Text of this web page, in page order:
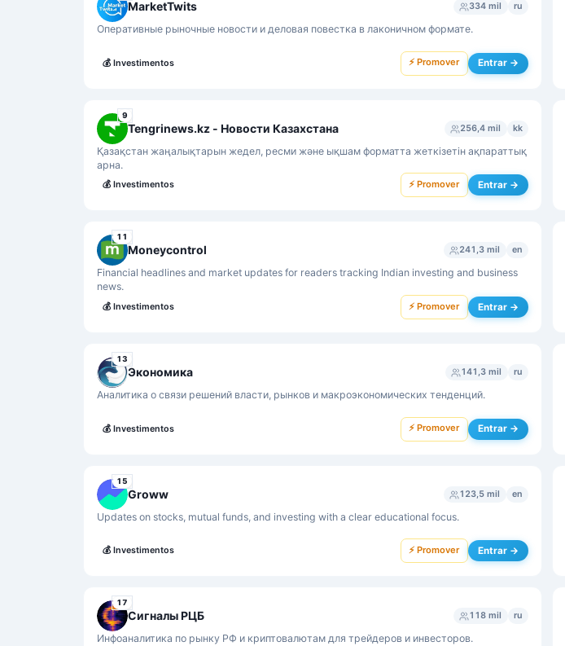
MarketTwits 334 mil ru
Оперативные рыночные новости и деловая повестка в лаконичном формате.
💰 Investimentos ⚡ Promover Entrar →
9
Tengrinews.kz - Новости Казахстана 256,4 mil kk
Қазақстан жаңалықтарын жедел, ресми және ықшам форматта жеткізетін ақпараттық
арна.
💰 Investimentos ⚡ Promover Entrar →
11
Moneycontrol 241,3 mil en
Financial headlines and market updates for readers tracking Indian investing and business
news.
💰 Investimentos ⚡ Promover Entrar →
13
Экономика 141,3 mil ru
Аналитика о связи решений власти, рынков и макроэкономических тенденций.
💰 Investimentos ⚡ Promover Entrar →
15
Groww 123,5 mil en
Updates on stocks, mutual funds, and investing with a clear educational focus.
💰 Investimentos ⚡ Promover Entrar →
17
Сигналы РЦБ 118 mil ru
Инфоаналитика по рынку РФ и криптовалютам для трейдеров и инвесторов.